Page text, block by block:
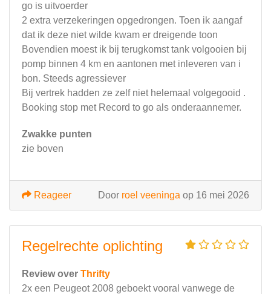
go is uitvoerder
2 extra verzekeringen opgedrongen. Toen ik aangaf
dat ik deze niet wilde kwam er dreigende toon
Bovendien moest ik bij terugkomst tank volgooien bij
pomp binnen 4 km en aantonen met inleveren van i
bon. Steeds agressiever
Bij vertrek hadden ze zelf niet helemaal volgegooid .
Booking stop met Record to go als onderaannemer.
Zwakke punten
zie boven
Door roel veeninga op 16 mei 2026
Reageer
Regelrechte oplichting
Review over Thrifty
2x een Peugeot 2008 geboekt vooral vanwege de